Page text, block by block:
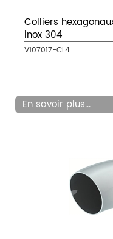
Colliers
inox 304
V107017-CL4
En savoir plus...